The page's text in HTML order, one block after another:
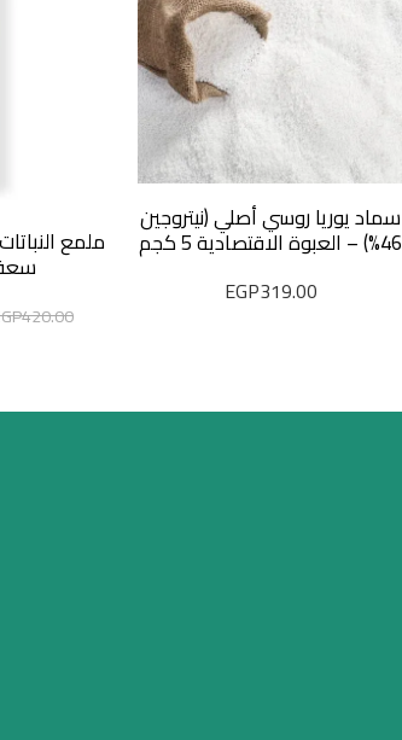
سماد يوريا روسي أصلي (نيتروجين
46%) – العبوة الاقتصادية 5 كجم
EGP319.00
سعة
420.00